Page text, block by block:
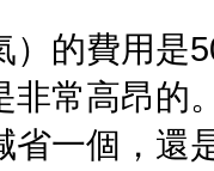
）的費用是
非常高昂的
省一個，還